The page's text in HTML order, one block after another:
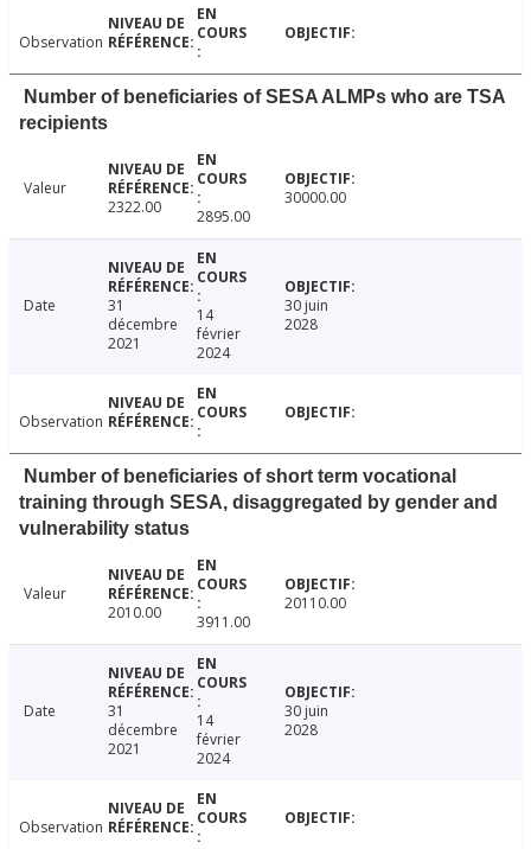
Observation
Number of beneficiaries of SESA ALMPs who are TSA
recipients
Valeur
2322.00
2895.00
30000.00
Date
31
décembre
2021
14
février
2024
30 juin
2028
Observation
Number of beneficiaries of short term vocational
training through SESA, disaggregated by gender and
vulnerability status
Valeur
2010.00
3911.00
20110.00
Date
31
décembre
2021
14
février
2024
30 juin
2028
Observation